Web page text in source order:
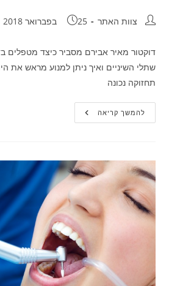
מחבר:צוות האתר פורסם:
25 בפברואר 2018
דוקטור מאיר אבירם מסביר כיצד מטפלים
שתלי השיניים ואיך ניתן למנוע מראש את
תחזוקה נכונה
להמשך קריאהכיצד
מטפלים
שיניים?